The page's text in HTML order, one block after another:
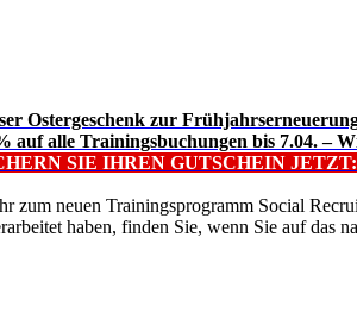
Ostergeschenk zur
auf alle Trainingsbuchungen bis 7.04. –
SIE IHREN GUTSCHEIN
zum neuen Trainingsprogramm Social
haben, finden Sie, wenn Sie auf das